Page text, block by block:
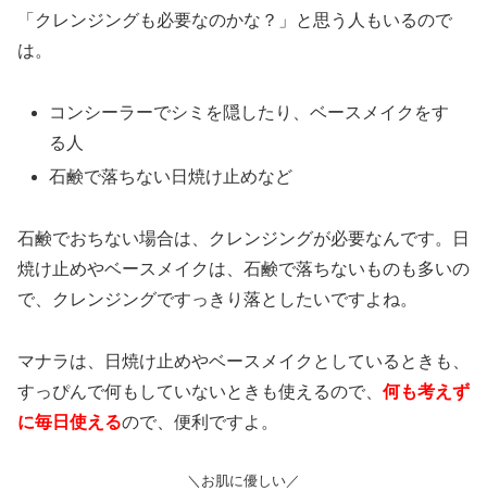
「クレンジングも必要なのかな？」と思う人もいるので
は。
コンシーラーでシミを隠したり、ベースメイクをす
る人
石鹸で落ちない日焼け止めなど
石鹸でおちない場合は、クレンジングが必要なんです。日
焼け止めやベースメイクは、石鹸で落ちないものも多いの
で、クレンジングですっきり落としたいですよね。
マナラは、日焼け止めやベースメイクとしているときも、
すっぴんで何もしていないときも使えるので、 何も考えず
に毎日使えるので、便利ですよ。
＼お肌に優しい／